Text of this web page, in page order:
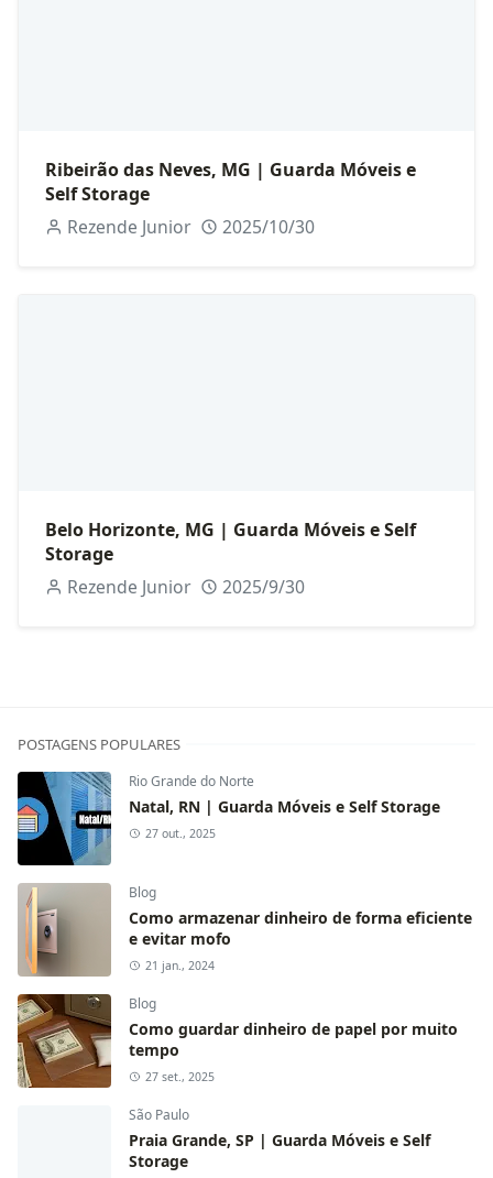
Ribeirão das Neves, MG | Guarda Móveis e
Self Storage
Rezende Junior
2025/10/30
Belo Horizonte, MG | Guarda Móveis e Self
Storage
Rezende Junior
2025/9/30
POSTAGENS POPULARES
Rio Grande do Norte
Natal, RN | Guarda Móveis e Self Storage
27 out., 2025
Blog
Como armazenar dinheiro de forma eficiente
e evitar mofo
21 jan., 2024
Blog
Como guardar dinheiro de papel por muito
tempo
27 set., 2025
São Paulo
Praia Grande, SP | Guarda Móveis e Self
Storage